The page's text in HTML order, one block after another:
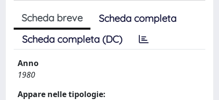
Scheda breve
Scheda completa
Scheda completa (DC)
Anno
1980
Appare nelle tipologie: